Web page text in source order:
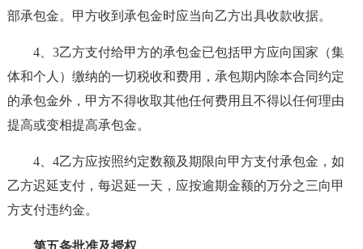
部承包金。甲方收到承包金时应当向乙方出具收款收据。
4、3乙方支付给甲方的承包金已包括甲方应向国家（集
体和个人）缴纳的一切税收和费用，承包期内除本合同约定
的承包金外，甲方不得收取其他任何费用且不得以任何理由
提高或变相提高承包金。
4、4乙方应按照约定数额及期限向甲方支付承包金，如
乙方迟延支付，每迟延一天，应按逾期金额的万分之三向甲
方支付违约金。
第五条批准及授权